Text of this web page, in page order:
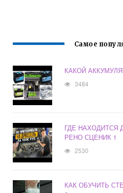
Самое
КАКОЙ
3484
ГДЕ НАХОДИТСЯ
РЕНО СЦЕНИК 1
2530
КАК ОБУЧИТЬ